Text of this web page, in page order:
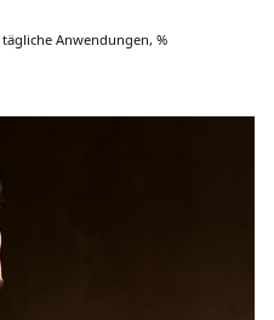
tägliche Anwendungen, %